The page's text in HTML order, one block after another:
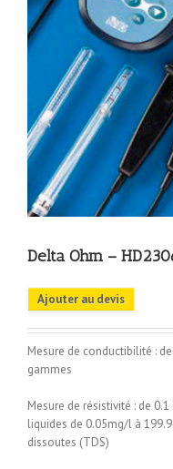
Delta Ohm –
Ajouter au devis
Mesure de conductibilité :
gammes
Mesure de résistivité : de
liquides de 0.05mg/l à
dissoutes (TDS)